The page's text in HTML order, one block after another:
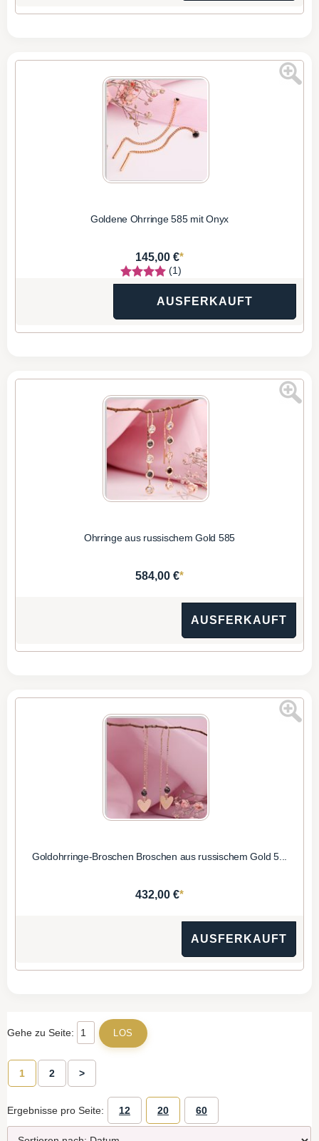
Goldene Ohrringe 585 mit Onyx
145,00 €*
(1)
AUSFERKAUFT
Ohrringe aus russischem Gold 585
584,00 €*
AUSFERKAUFT
Goldohrringe-Broschen Broschen aus russischem Gold 5...
432,00 €*
AUSFERKAUFT
Gehe zu Seite:
1 2 >
Ergebnisse pro Seite: 12 20 60